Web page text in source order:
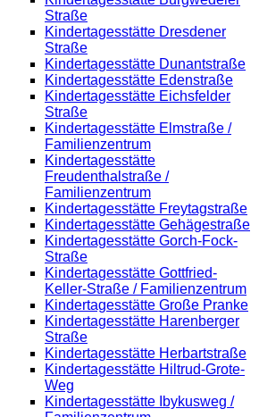
Straße
Kindertagesstätte Dresdener
Straße
Kindertagesstätte Dunantstraße
Kindertagesstätte Edenstraße
Kindertagesstätte Eichsfelder
Straße
Kindertagesstätte Elmstraße /
Familienzentrum
Kindertagesstätte
Freudenthalstraße /
Familienzentrum
Kindertagesstätte Freytagstraße
Kindertagesstätte Gehägestraße
Kindertagesstätte Gorch-Fock-
Straße
Kindertagesstätte Gottfried-
Keller-Straße / Familienzentrum
Kindertagesstätte Große Pranke
Kindertagesstätte Harenberger
Straße
Kindertagesstätte Herbartstraße
Kindertagesstätte Hiltrud-Grote-
Weg
Kindertagesstätte Ibykusweg /